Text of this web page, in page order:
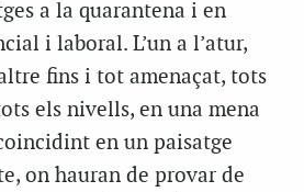
a la quarantena i en
i laboral. L’un a l’atur,
fins i tot amenaçat, tots
els nivells, en una mena
en un paisatge
on hauran de provar de